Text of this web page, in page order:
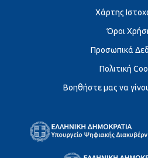
Χάρτης
Όροι
Προσωπικά
Πολιτική
Βοηθήστε μας να